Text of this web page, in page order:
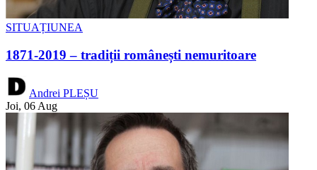
SITUAȚIUNEA
1871-2019 – tradiții românești nemuritoare
Andrei PLEȘU
Joi, 06 Aug